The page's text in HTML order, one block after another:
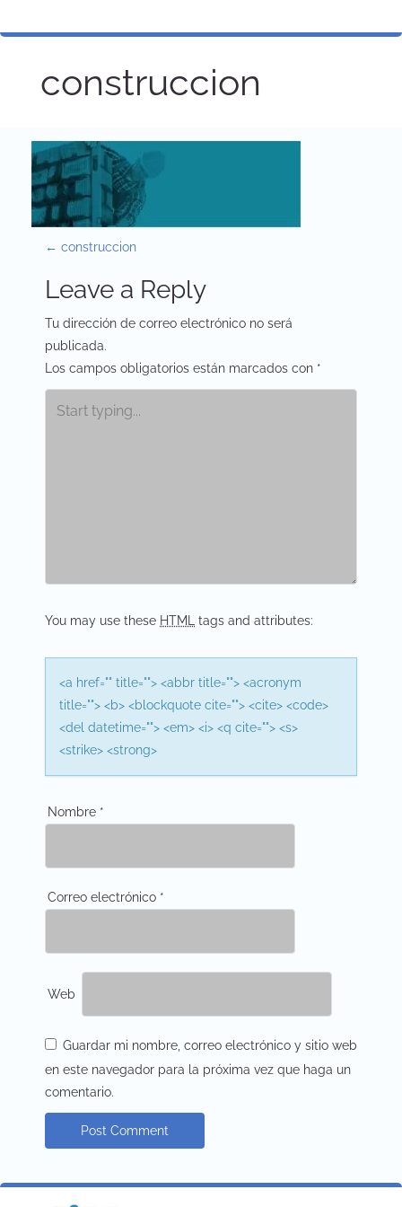
construccion
P
o
s
t
n
a
t
i
o
n
← construccion
Leave a Reply
Tu dirección de correo electrónico no será
publicada.
Los campos obligatorios están marcados con *
You may use these HTML tags and attributes:
<a href="" title=""> <abbr title=""> <acronym
title=""> <b> <blockquote cite=""> <cite> <code>
<del datetime=""> <em> <i> <q cite=""> <s>
<strike> <strong>
Nombre *
Correo electrónico *
Web
Guardar mi nombre, correo electrónico y sitio web
en este navegador para la próxima vez que haga un
comentario.